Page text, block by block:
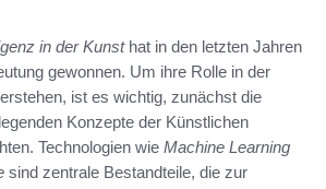
in der Kunsthat in den letzten Jahren
gewonnen. Um ihre Rolle in der
ist es wichtig, zunächst die
Konzepte der Künstlichen
Technologien wie Machine Learning
sind zentrale Bestandteile, die zur